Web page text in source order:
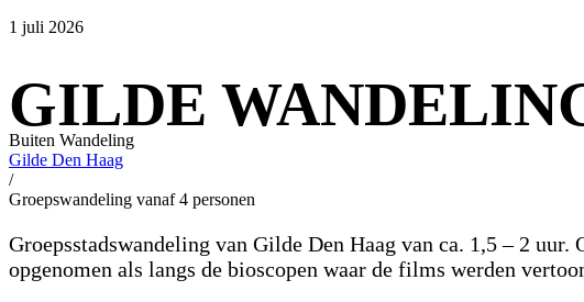
1 juli 2026
GILDE
Buiten Wandeling
Gilde Den Haag
/
Groepswandeling vanaf 4 personen
Groepsstadswandeling van Gilde Den Haag van ca. 1,5 – 2
opgenomen als langs de bioscopen waar de films werden